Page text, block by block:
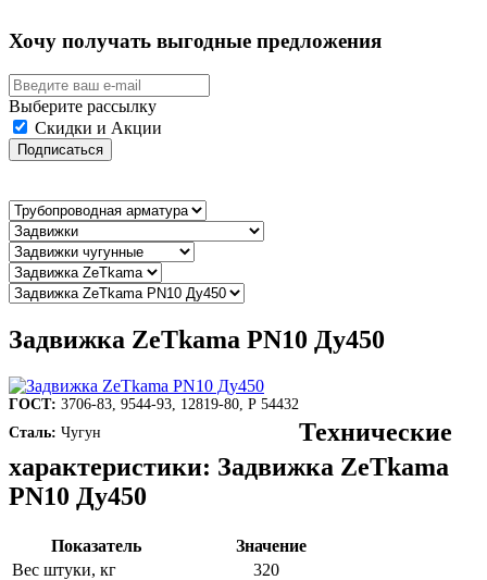
Хочу получать выгодные предложения
Выберите рассылку
Скидки и Акции
Подписаться
Задвижка ZeТkama PN10 Ду450
ГОСТ: 3706-83, 9544-93, 12819-80, Р 54432
Сталь: Чугун
Технические
характеристики: Задвижка ZeТkama
PN10 Ду450
Показатель
Значение
Вес штуки, кг
320